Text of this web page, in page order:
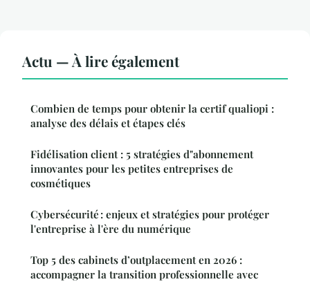
Actu — À lire également
Combien de temps pour obtenir la certif qualiopi :
analyse des délais et étapes clés
Fidélisation client : 5 stratégies d"abonnement
innovantes pour les petites entreprises de
cosmétiques
Cybersécurité : enjeux et stratégies pour protéger
l'entreprise à l'ère du numérique
Top 5 des cabinets d’outplacement en 2026 :
accompagner la transition professionnelle avec